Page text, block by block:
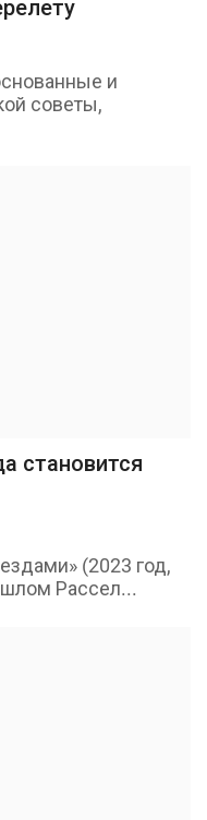
и
советы,
становится
(2023 год,
Рассел...